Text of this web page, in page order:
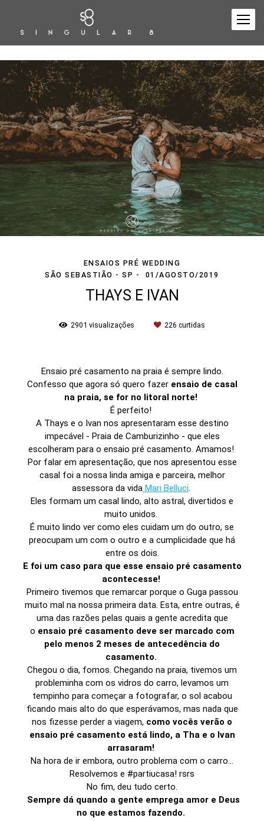
ENSAIOS PRÉ WEDDING
SÃO SEBASTIÃO - SP
01/AGOSTO/2019
THAYS E IVAN
2901 visualizações 226 curtidas
Ensaio pré casamento na praia é sempre lindo.
Confesso que agora só quero fazer ensaio de casal
na praia, se for no litoral norte!
É perfeito!
A Thays e o Ivan nos apresentaram esse destino
impecável - Praia de Camburizinho - que eles
escolheram para o ensaio pré casamento. Amamos!
Por falar em apresentação, que nos apresentou esse
casal foi a nossa linda amiga e parceira, melhor
assessora da vidaMari Belluci.
Eles formam um casal lindo, alto astral, divertidos e
muito unidos.
É muito lindo ver como eles cuidam um do outro, se
preocupam um com o outro e a cumplicidade que há
entre os dois.
E foi um caso para que esse ensaio pré casamento
acontecesse!
Primeiro tivemos que remarcar porque o Guga passou
muito mal na nossa primeira data. Esta, entre outras, é
uma das razões pelas quais a gente acredita que
o ensaio pré casamento deve ser marcado com
pelo menos 2 meses de antecedência do
casamento.
Chegou o dia, fomos. Chegando na praia, tivemos um
probleminha com os vidros do carro, levamos um
tempinho para começar a fotografar, o sol acabou
ficando mais alto do que esperávamos, mas nada que
nos fizesse perder a viagem, como vocês verão o
ensaio pré casamento está lindo, a Tha e o Ivan
arrasaram!
Na hora de ir embora, outro problema com o carro...
Resolvemos e #partiucasa! rsrs
No fim, deu tudo certo.
Sempre dá quando a gente emprega amor e Deus
no que estamos fazendo.